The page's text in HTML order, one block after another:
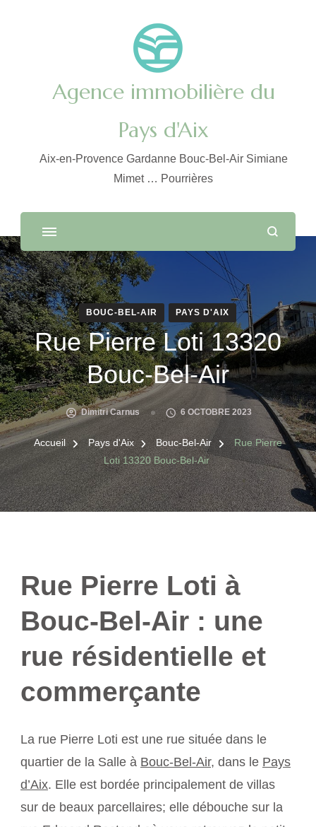
Agence immobilière du
Pays d'Aix
Aix-en-Provence Gardanne Bouc-Bel-Air Simiane
Mimet … Pourrières
BOUC-BEL-AIR PAYS D'AIX
Rue Pierre Loti 13320
Bouc-Bel-Air
Dimitri Carnus 6 OCTOBRE 2023
Accueil Pays d'Aix Bouc-Bel-Air
Rue Pierre
Loti 13320 Bouc-Bel-Air
Rue Pierre Loti à
Bouc-Bel-Air : une
rue résidentielle et
commerçante
La rue Pierre Loti est une rue située dans le
quartier de la Salle à Bouc-Bel-Air, dans le Pays
d’Aix. Elle est bordée principalement de villas
sur de beaux parcellaires; elle débouche sur la